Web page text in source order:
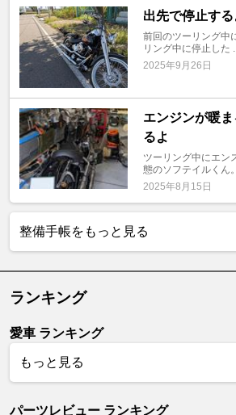
出先で停止する
前回のツーリング中
リング中に停止した
2025年9月26日
エンジンが暖
るよ
ツーリング中にエン
態のソフテイルくん。
2025年8月15日
整備手帳をもっと見る
ランキング
愛車 ランキング
もっと見る
パーツレビュー ランキング